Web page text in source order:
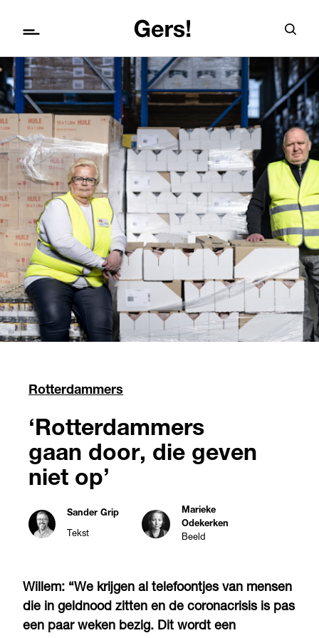
Rotterdammers
‘Rotterdammers
gaan door, die geven
niet op’
Sander Grip
Tekst
Marieke
Odekerken
Beeld
Willem: “We krijgen al telefoontjes van mensen
die in geldnood zitten en de coronacrisis is pas
een paar weken bezig. Dit wordt een